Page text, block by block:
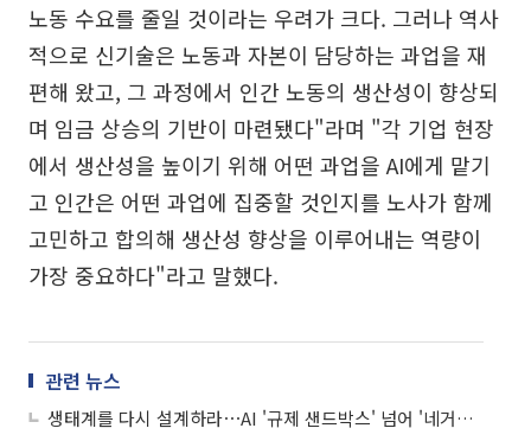
노동 수요를 줄일 것이라는 우려가 크다. 그러나 역사
적으로 신기술은 노동과 자본이 담당하는 과업을 재
편해 왔고, 그 과정에서 인간 노동의 생산성이 향상되
며 임금 상승의 기반이 마련됐다"라며 "각 기업 현장
에서 생산성을 높이기 위해 어떤 과업을 AI에게 맡기
고 인간은 어떤 과업에 집중할 것인지를 노사가 함께
고민하고 합의해 생산성 향상을 이루어내는 역량이
가장 중요하다"라고 말했다.
관련 뉴스
생태계를 다시 설계하라⋯AI '규제 샌드박스' 넘어 '네거티브'로